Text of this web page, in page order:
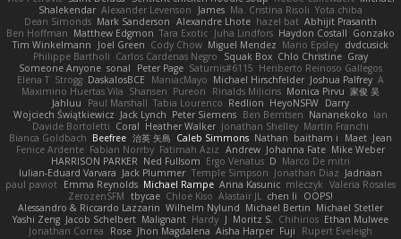
Shalekendar Alexander Levenson James Ma. Cristina Risoli Yota chiba
Dean Simonds Mark Sanderson Alexandre Lhote hazel bat Abhijit Prasanth
Ben Hoffman Matthew Edgmon Tara Exotic Juha Lindfors Haydon Costall Gonzako
Tim Winkelmann
Joel Green Cody Chow Miguel Mendez Mario Epsley dvdcusick
Philippe Bartholi Carlos Cardenas Negro Squak Box Chlo Christine Gray
Someone Anyone sonal Peter Page Saturnis#6115 Heriberto Reinoso Gallegos
Elena T Strogg DaskalosBCE ManiacMayo Michael Hirschfelder Joshua Palfrey A
Maximino Huertas Vila Shansen Pureon Rinalds Miļicins Monica Pirvu 家俊 吴
Jahluu
Paul Marshall Tabia Lourenco Redlion HeyoNSFW Darry
Wojciech Świątkiewicz Jack Lynch Peter Siemens Ben Berntsen Nananekoko Ian
Davide Bortoletti Coral Heather Walker Jonathan Shelley Martín Franchi
Bianca Goldbach Beefree 治英 矢島 Caleb Simmons Nathan baitham i Maet Jean
Fenice Ardente Fabian Norrby Fatimah Aziz Andrew Johanna Fate Mike Weber
HARRISON PARKER Ned Fullsom Ergo Venatus D Marco De mitri
Iulian-Eduard Varvara Jack Plummer Temple Simpson Jonathan Diaz Jadriaan
paul paviot Emma Reynolds Michael Rampe Anna Kasunic mleczyk Valeria Rosales
ZerozenSFM tbycae Chloe Kiso Alastair JL chen li
OOPS!
Alessandro & Riccardo Lazzarin Wilhelm Nylund Michael Bertin Michael Stetler
Yashi Zeng Jacob Schelbert Malignant Hardy J Moritz S. Chihirios Ethan Mulwee
Jonathan Correa
Rose Jhon Magdalena Aisha Harper Fuji
Rupert Eveleigh